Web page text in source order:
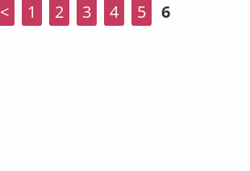
< 1 2 3 4 5 6